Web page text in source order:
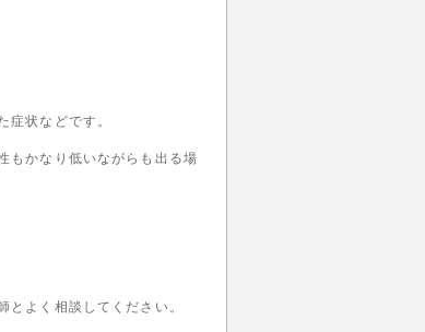
症状などです。
もかなり低いながらも出る場
よく相談してください。